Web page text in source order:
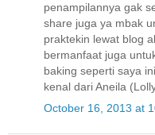
penampilannya gak
share juga ya mbak
praktekin lewat blog
bermanfaat juga
baking seperti saya
kenal dari Aneila
October 16, 2013 at